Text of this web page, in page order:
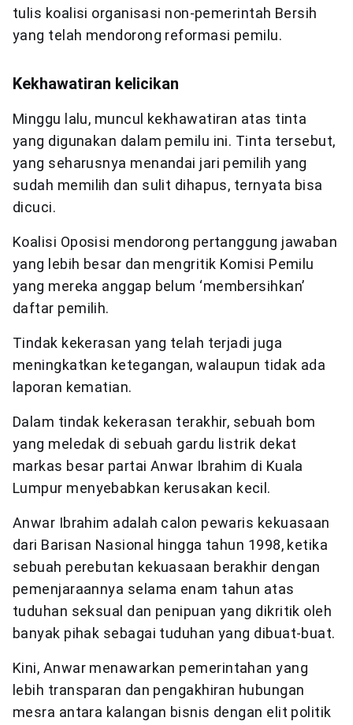
tulis koalisi organisasi non-pemerintah Bersih
yang telah mendorong reformasi pemilu.
Kekhawatiran kelicikan
Minggu lalu, muncul kekhawatiran atas tinta
yang digunakan dalam pemilu ini. Tinta tersebut,
yang seharusnya menandai jari pemilih yang
sudah memilih dan sulit dihapus, ternyata bisa
dicuci.
Koalisi Oposisi mendorong pertanggung jawaban
yang lebih besar dan mengritik Komisi Pemilu
yang mereka anggap belum ‘membersihkan’
daftar pemilih.
Tindak kekerasan yang telah terjadi juga
meningkatkan ketegangan, walaupun tidak ada
laporan kematian.
Dalam tindak kekerasan terakhir, sebuah bom
yang meledak di sebuah gardu listrik dekat
markas besar partai Anwar Ibrahim di Kuala
Lumpur menyebabkan kerusakan kecil.
Anwar Ibrahim adalah calon pewaris kekuasaan
dari Barisan Nasional hingga tahun 1998, ketika
sebuah perebutan kekuasaan berakhir dengan
pemenjaraannya selama enam tahun atas
tuduhan seksual dan penipuan yang dikritik oleh
banyak pihak sebagai tuduhan yang dibuat-buat.
Kini, Anwar menawarkan pemerintahan yang
lebih transparan dan pengakhiran hubungan
mesra antara kalangan bisnis dengan elit politik